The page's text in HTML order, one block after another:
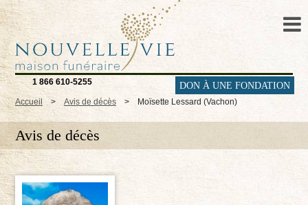
1 866 610-5255 DON À UNE FONDATION
Accueil > Avis de décès > Moïsette Lessard (Vachon)
Avis de décès